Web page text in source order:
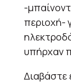
-
περιοχή-
υπήρχαν
Διαβάστε